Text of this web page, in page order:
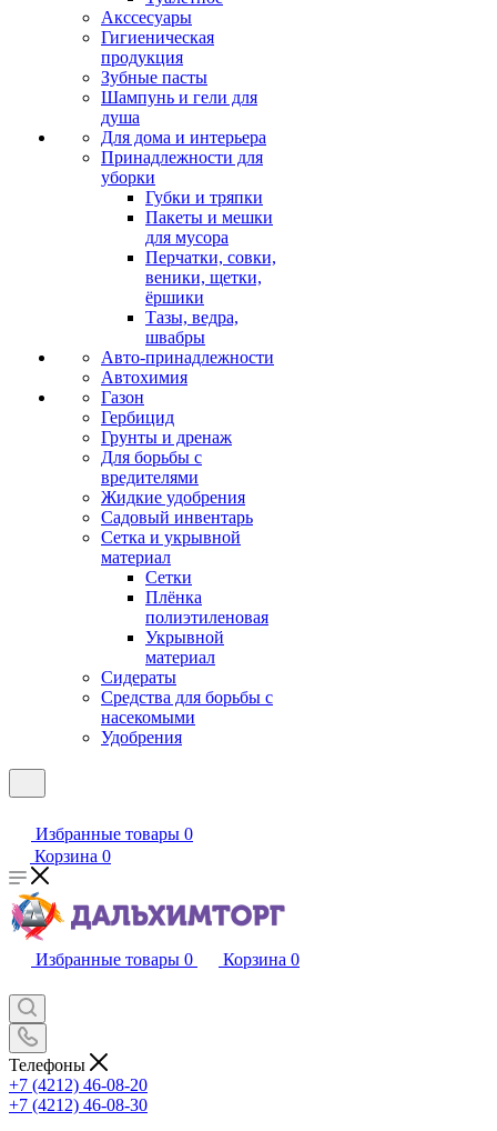
Акссесуары
Гигиеническая
продукция
Зубные пасты
Шампунь и гели для
душа
Для дома и интерьера
Принадлежности для
уборки
Губки и тряпки
Пакеты и мешки
для мусора
Перчатки, совки,
веники, щетки,
ёршики
Тазы, ведра,
швабры
Авто-принадлежности
Автохимия
Газон
Гербицид
Грунты и дренаж
Для борьбы с
вредителями
Жидкие удобрения
Садовый инвентарь
Сетка и укрывной
материал
Сетки
Плёнка
полиэтиленовая
Укрывной
материал
Сидераты
Средства для борьбы с
насекомыми
Удобрения
Избранные товары 0
Корзина 0
Избранные товары 0 Корзина 0
Телефоны
+7 (4212) 46-08-20
+7 (4212) 46-08-30